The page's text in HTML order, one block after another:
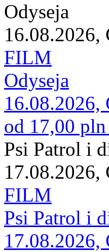
Odyseja
16.08.2026,
FILM
Odyseja
16.08.2026,
od 17,00 pln
Psi Patrol i
17.08.2026,
FILM
Psi Patrol i
17.08.2026,